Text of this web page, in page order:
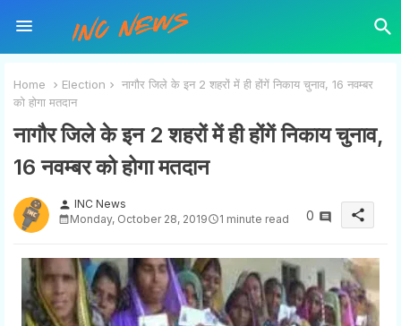
Home Election
नागौर जिले के इन 2 शहरों में ही होंगें निकाय चुनाव, 16 नवम्बर
को होगा मतदान
नागौर जिले के इन 2 शहरों में ही होंगें निकाय चुनाव,
16 नवम्बर को होगा मतदान
person INC News
Monday, October 28, 2019
1 minute read 0 share